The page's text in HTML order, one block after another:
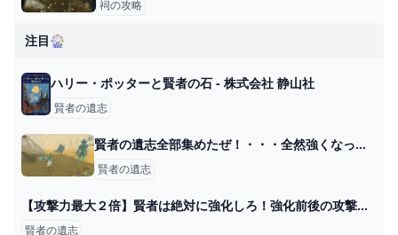
祠の攻略
注目🎡
ハリー・ポッターと賢者の石 - 株式会社 静山社
賢者の遺志
賢者の遺志全部集めたぜ！・・・全然強くなった気がしねぇｗｗｗ - ゼルダの伝説まとめ速報｜ティアキン｜ブレワイ
賢者の遺志
【攻撃力最大２倍】賢者は絶対に強化しろ！強化前後の攻撃力比較検証【ティアキン】 - YouTube
賢者の遺志